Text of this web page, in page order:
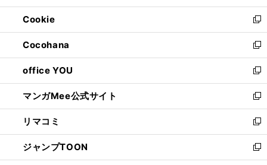
開
く
ウ
で
開
く
ン
ド
ウ
で
開
く
ウ
ィ
ン
ド
ウ
で
開
く
Cookie
新
し
い
ウ
ィ
ン
ド
ウ
で
開
く
Cocohana
新
し
い
ウ
ィ
ン
ド
ウ
で
開
office YOU
新
し
い
ウ
ィ
ン
ド
ウ
マンガMee公式サイト
新
し
い
ウ
ィ
ン
リマコミ
新
し
い
ウ
ジャンプTOON
新
し